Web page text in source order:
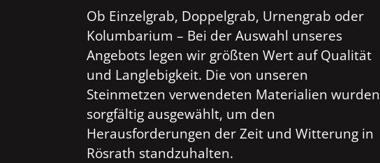
Ob Einzelgrab, Doppelgrab, Urnengrab oder
Kolumbarium – Bei der Auswahl unseres
Angebots legen wir größten Wert auf Qualität
und Langlebigkeit. Die von unseren
Steinmetzen verwendeten Materialien wurden
sorgfältig ausgewählt, um den
Herausforderungen der Zeit und Witterung in
Rösrath standzuhalten.